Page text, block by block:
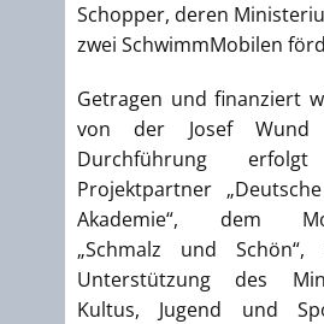
Schopper, deren
zwei SchwimmMobilen
Getragen und finanziert
von der Josef Wund
Durchführung
Projektpartner
Akademie“, dem
„Schmalz und
Unterstützung des
Kultus, Jugend und